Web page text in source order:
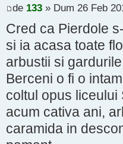
de 133» Dum 26 Feb
Cred ca Pierdole
si ia acasa toate
arbustii si
Berceni o fi o
coltul opus
acum cativa ani,
caramida in